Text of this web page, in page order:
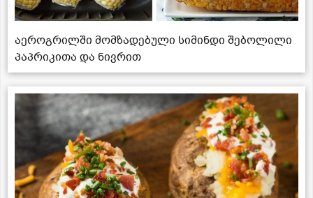
აეროგრილში მომზადებული სიმინდი შებოლილი
პაპრიკითა და ნივრით